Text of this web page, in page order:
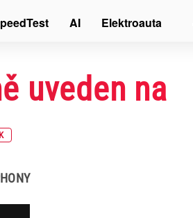
uveden na
AI Elektroauta